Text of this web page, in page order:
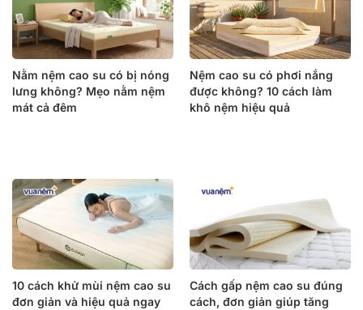
Nằm nệm cao su có bị nóng
lưng không? Mẹo nằm nệm
mát cả đêm
Nệm cao su có phơi nắng
được không? 10 cách làm
khô nệm hiệu quả
10 cách khử mùi nệm cao su
đơn giản và hiệu quả ngay
Cách gấp nệm cao su đúng
cách, đơn giản giúp tăng